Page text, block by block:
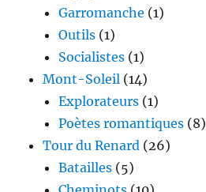
Garromanche (1)
Outils (1)
Socialistes (1)
Mont-Soleil (14)
Explorateurs (1)
Poètes romantiques (8)
Tour du Renard (26)
Batailles (5)